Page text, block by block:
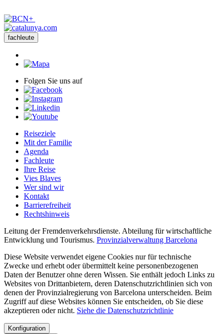
fachleute
Folgen Sie uns auf
Reiseziele
Mit der Familie
Agenda
Fachleute
Ihre Reise
Vies Blaves
Wer sind wir
Kontakt
Barrierefreiheit
Rechtshinweis
Leitung der Fremdenverkehrsdienste. Abteilung für wirtschaftliche
Entwicklung und Tourismus. Provinzialverwaltung Barcelona
Diese Website verwendet eigene Cookies nur für technische
Zwecke und erhebt oder übermittelt keine personenbezogenen
Daten der Benutzer ohne deren Wissen. Sie enthält jedoch Links zu
Websites von Drittanbietern, deren Datenschutzrichtlinien sich von
denen der Provinzialregierung von Barcelona unterscheiden. Beim
Zugriff auf diese Websites können Sie entscheiden, ob Sie diese
akzeptieren oder nicht. Siehe die Datenschutzrichtlinie
Konfiguration